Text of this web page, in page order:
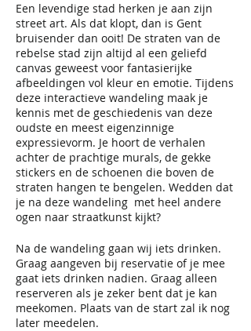
Een levendige stad herken je aan zijn
street art. Als dat klopt, dan is Gent
bruisender dan ooit! De straten van de
rebelse stad zijn altijd al een geliefd
canvas geweest voor fantasierijke
afbeeldingen vol kleur en emotie. Tijdens
deze interactieve wandeling maak je
kennis met de geschiedenis van deze
oudste en meest eigenzinnige
expressievorm. Je hoort de verhalen
achter de prachtige murals, de gekke
stickers en de schoenen die boven de
straten hangen te bengelen. Wedden dat
je na deze wandeling met heel andere
ogen naar straatkunst kijkt?
Na de wandeling gaan wij iets drinken.
Graag aangeven bij reservatie of je mee
gaat iets drinken nadien. Graag alleen
reserveren als je zeker bent dat je kan
meekomen. Plaats van de start zal ik nog
later meedelen.